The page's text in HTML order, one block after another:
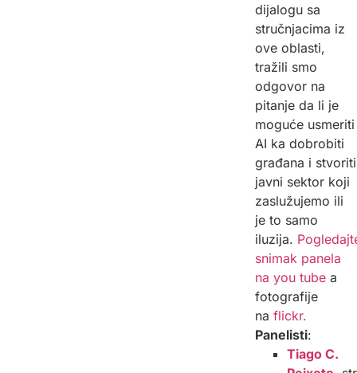
dijalogu sa
stručnjacima iz
ove oblasti,
tražili smo
odgovor na
pitanje da li je
moguće usmeriti
AI ka dobrobiti
građana i stvoriti
javni sektor koji
zaslužujemo ili
je to samo
iluzija.
snimak panela
na you tube a
fotografije
na flickr.
Panelisti:
Tiago C.